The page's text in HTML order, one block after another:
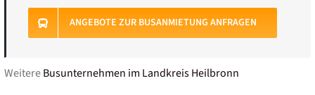
ANGEBOTE ZUR BUSANMIETUNG ANFRAGEN
WeitereBusunternehmen im Landkreis Heilbronn